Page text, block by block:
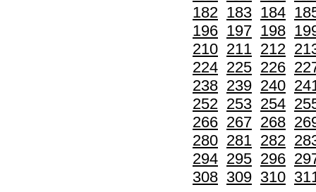
182 183 184
196 197 198
210 211 212
224 225 226
238 239 240
252 253 254
266 267 268
280 281 282
294 295 296
308 309 310